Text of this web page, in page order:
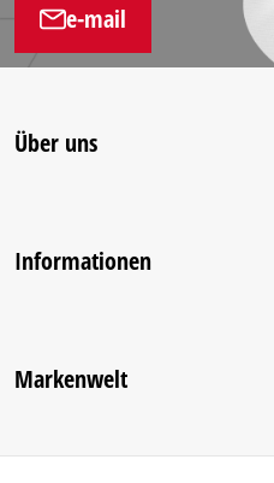
e-mail
Über uns
Informationen
Markenwelt